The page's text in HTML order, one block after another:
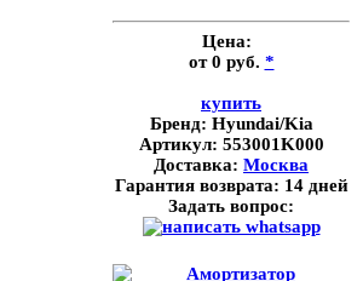
Цена:
от 0 руб. *
купить
Бренд: Hyundai/Kia
Артикул: 553001K000
Доставка: Москва
Гарантия возврата: 14 дней
Задать вопрос: